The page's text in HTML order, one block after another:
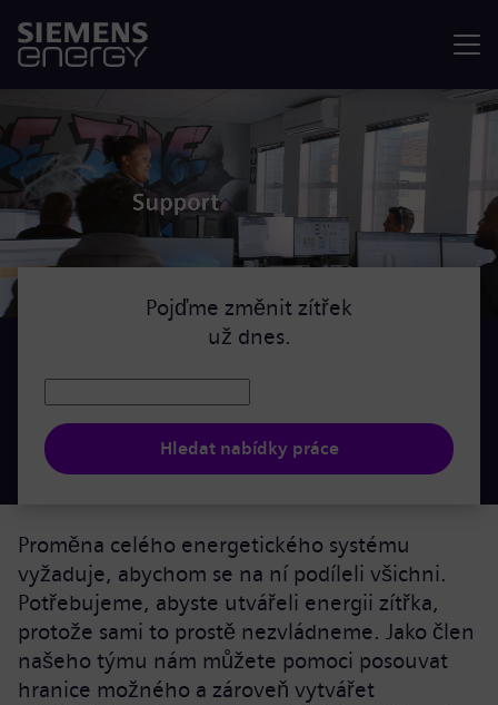
Pojďme změnit zítřek
už dnes.
Hledat nabídky práce
Proměna celého energetického systému
vyžaduje, abychom se na ní podíleli všichni.
Potřebujeme, abyste utvářeli energii zítřka,
protože sami to prostě nezvládneme. Jako člen
našeho týmu nám můžete pomoci posouvat
hranice možného a zároveň vytvářet